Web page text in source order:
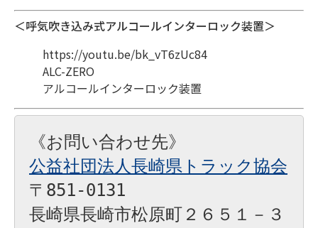
＜呼気吹き込み式アルコールインターロック装置＞
https://youtu.be/bk_vT6zUc84
ALC-ZERO
アルコールインターロック装置
〒851-0131
長崎県長崎市松原町２６５１－３